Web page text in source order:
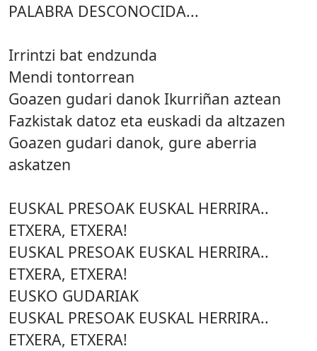
PALABRA DESCONOCIDA...
Irrintzi bat endzunda
Mendi tontorrean
Goazen gudari danok Ikurriñan aztean
Fazkistak datoz eta euskadi da altzazen
Goazen gudari danok, gure aberria
askatzen
EUSKAL PRESOAK EUSKAL HERRIRA..
ETXERA, ETXERA!
EUSKAL PRESOAK EUSKAL HERRIRA..
ETXERA, ETXERA!
EUSKO GUDARIAK
EUSKAL PRESOAK EUSKAL HERRIRA..
ETXERA, ETXERA!